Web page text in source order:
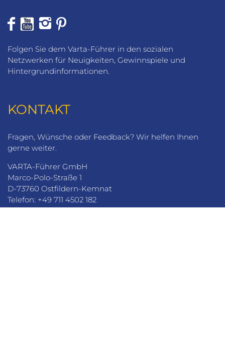
Folgen Sie dem Varta-Führer in den sozialen
Netzwerken für Neuigkeiten, Gewinnspiele und
Hintergrundinformationen.
KONTAKT
Fragen, Wünsche oder Feedback? Wir helfen Ihnen
gerne weiter.
VARTA-Führer GmbH
Marco-Polo-Straße 1
D-73760 Ostfildern-Kemnat
Telefon: +49 711 4502 182